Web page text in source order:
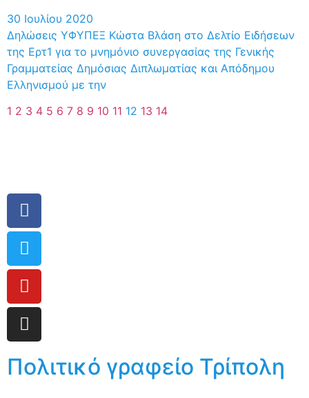
30 Ιουλίου 2020
Δηλώσεις ΥΦΥΠΕΞ Κώστα Βλάση στο Δελτίο Ειδήσεων
της Ερτ1 για το μνημόνιο συνεργασίας της Γενικής
Γραμματείας Δημόσιας Διπλωματίας και Απόδημου
Ελληνισμού με την
1 2 3 4 5 6 7 8 9 10 11 12 13 14
Πολιτικό γραφείο Τρίπολη